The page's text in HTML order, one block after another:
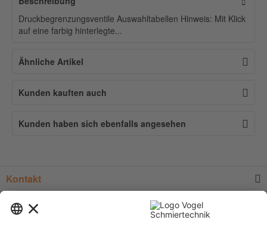
Druckbegrenzungsventile Auswahltabellen Hinweis: Mit Klick
auf eine farbig hinterlegte...
Ähnliche Artikel
Kunden kauften auch
Kunden haben sich ebenfalls angesehen
Kontakt
Service